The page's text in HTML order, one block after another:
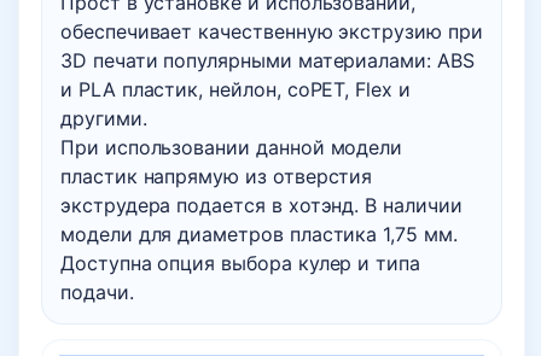
обеспечивает качественную экструзию при
3D печати популярными материалами: ABS
и PLA пластик, нейлон, coPET, Flex и
другими.
При использовании данной модели
пластик напрямую из отверстия
экструдера подается в хотэнд. В наличии
модели для диаметров пластика 1,75 мм.
Доступна опция выбора кулер и типа
подачи.
V6
Прямая
подача